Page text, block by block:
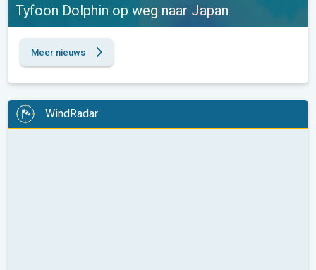
Tyfoon Dolphin op weg naar Japan
Meer nieuws
WindRadar